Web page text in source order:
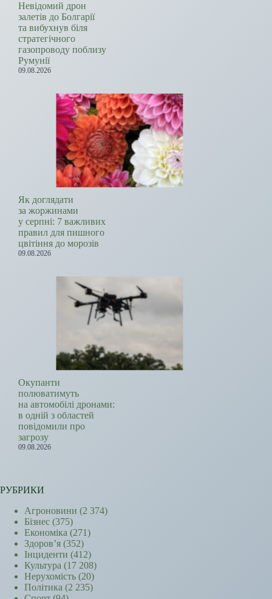
Невідомий дрон
залетів до Болгарії
та вибухнув біля
стратегічного
газопроводу поблизу
Румунії
09.08.2026
Як доглядати
за жоржинами
у серпні: 7 важливих
правил для пишного
цвітіння до морозів
09.08.2026
Окупанти
полюватимуть
на автомобілі дронами:
в одній з областей
повідомили про
загрозу
09.08.2026
РУБРИКИ
Агроновини (2 374)
Бізнес (375)
Економіка (271)
Здоров’я (352)
Інциденти (412)
Культура (17 208)
Нерухомість (20)
Політика (2 235)